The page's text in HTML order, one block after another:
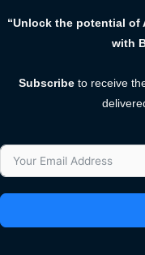
“Unlock the potential of
with
Subscribeto receive